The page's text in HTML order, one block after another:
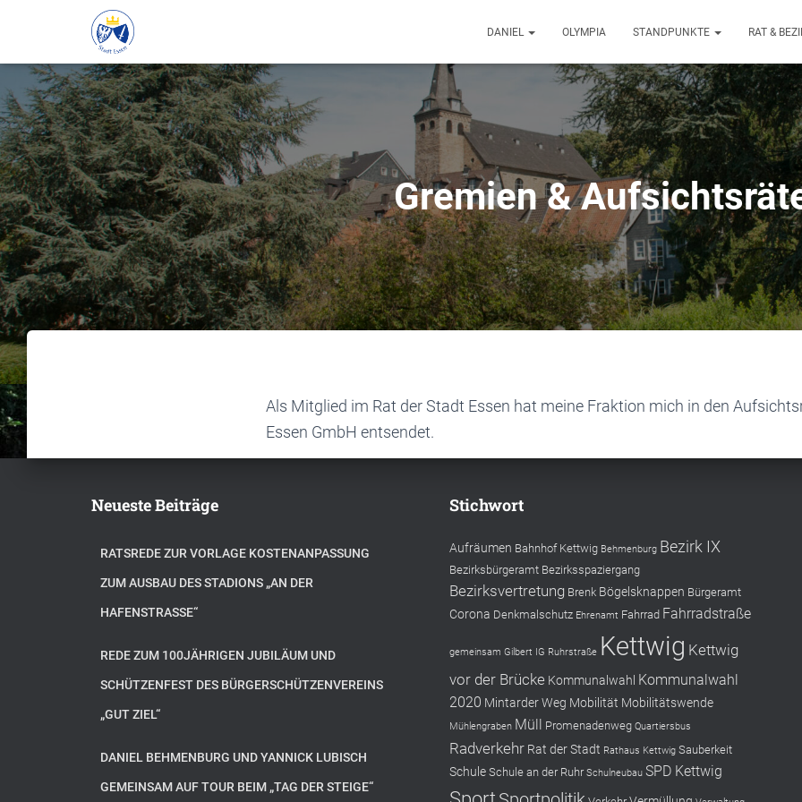
DANIEL OLYMPIA STANDPUNKTE RAT &
Gremien &
Als Mitglied im Rat der Stadt Essen hat meine Fraktion mich in den
Essen GmbH entsendet.
Neueste Beiträge
RATSREDE ZUR VORLAGE KOSTENANPASSUNG
ZUM AUSBAU DES STADIONS „AN DER
HAFENSTRASSE“
REDE ZUM 100JÄHRIGEN JUBILÄUM UND
SCHÜTZENFEST DES BÜRGERSCHÜTZENVEREINS
„GUT ZIEL“
DANIEL BEHMENBURG UND YANNICK LUBISCH
GEMEINSAM AUF TOUR BEIM „TAG DER STEIGE“
Stichwort
Aufräumen Bahnhof Kettwig Behmenburg Bezirk IX
Bezirksbürgeramt Bezirksspaziergang
Bezirksvertretung Brenk Bögelsknappen Bürgeramt
Corona Denkmalschutz Ehrenamt Fahrrad Fahrradstraße
gemeinsam Gilbert IG Ruhrstraße Kettwig Kettwig
vor der Brücke Kommunalwahl Kommunalwahl
2020 Mintarder Weg Mobilität Mobilitätswende
Mühlengraben Müll Promenadenweg Quartiersbus
Radverkehr Rat der Stadt Rathaus Kettwig Sauberkeit
Schule Schule an der Ruhr Schulneubau SPD Kettwig